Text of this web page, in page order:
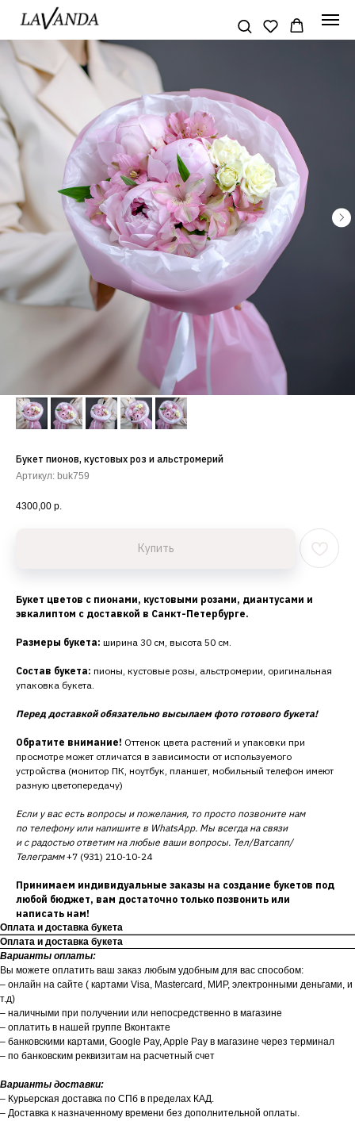
Букет пионов, кустовых роз и альстромерий
Артикул: buk759
4300,00 р.
Купить
Букет цветов с пионами, кустовыми розами, диантусами и
эвкалиптом с доставкой в Санкт-Петербурге.
Размеры букета: ширина 30 см, высота 50 см.
Состав букета: пионы, кустовые розы, альстромерии, оригинальная
упаковка букета.
Перед доставкой обязательно высылаем фото готового букета!
Обратите внимание! Оттенок цвета растений и упаковки при
просмотре может отличатся в зависимости от используемого
устройства (монитор ПК, ноутбук, планшет, мобильный телефон имеют
разную цветопередачу)
Если у вас есть вопросы и пожелания, то просто позвоните нам
по телефону или напишите в WhatsApp. Мы всегда на связи
и с радостью ответим на любые ваши вопросы. Тел/Ватсапп/
Телеграмм+7 (931) 210-10-24
Принимаем индивидуальные заказы на создание букетов под
любой бюджет, вам достаточно только позвонить или
написать нам!
Оплата и доставка букета
Оплата и доставка букета
Варианты оплаты:
Вы можете оплатить ваш заказ любым удобным для вас способом:
– онлайн на сайте ( картами Visa, Mastercard, МИР, электронными деньгами, и
т.д)
– наличными при получении или непосредственно в магазине
– оплатить в нашей группе Вконтакте
– банковскими картами, Google Pay, Apple Pay в магазине через терминал
– по банковским реквизитам на расчетный счет
Варианты доставки:
– Курьерская доставка по СПб в пределах КАД.
– Доставка к назначенному времени без дополнительной оплаты.